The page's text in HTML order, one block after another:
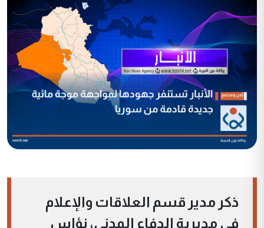
ذكر مدير قسم العلاقات والإعلام
في مديرية الدفاع المدني، نؤاس